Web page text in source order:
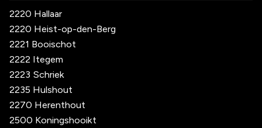
2220 Hallaar
2220 Heist-op-den-Berg
2221 Booischot
2222 Itegem
2223 Schriek
2235 Hulshout
2270 Herenthout
2500 Koningshooikt